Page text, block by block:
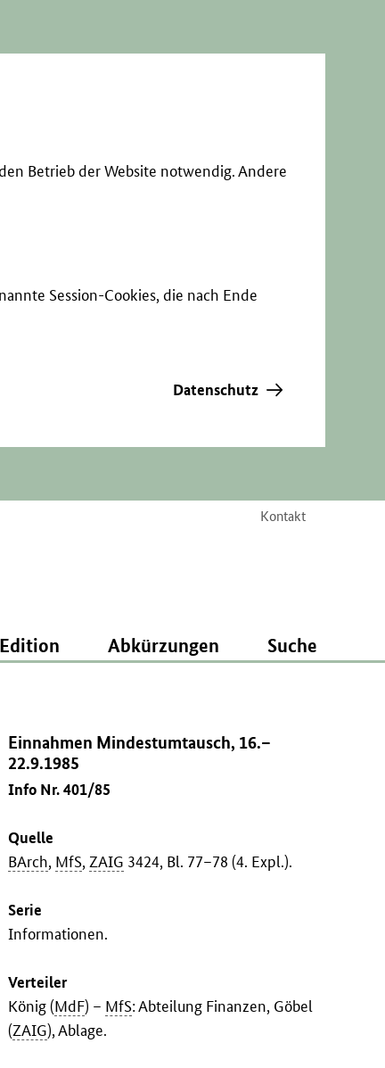
Betrieb der Website notwendig. Andere
Session-Cookies, die nach Ende
Datenschutz
Kontakt
Abkürzungen Suche
Einnahmen Mindestumtausch, 16.–
22.9.1985
Info Nr. 401/85
Quelle
BArch, MfS,ZAIG 3424, Bl. 77–78 (4. Expl.).
Serie
Informationen.
Verteiler
König (MdF) – MfS: Abteilung Finanzen, Göbel
(ZAIG), Ablage.